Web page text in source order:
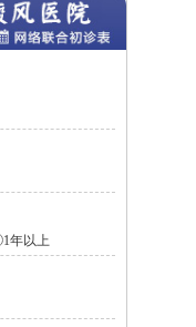
1年以上